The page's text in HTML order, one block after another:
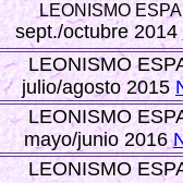
LEONISMO
sept./octubre 2014
LEONISMO
julio/agosto 2015
LEONISMO
mayo/junio 2016
LEONISMO